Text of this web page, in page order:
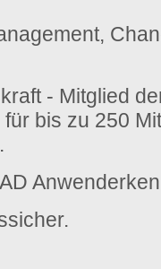
- Mitglied
bis zu 250